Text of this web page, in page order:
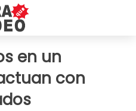
en un
con